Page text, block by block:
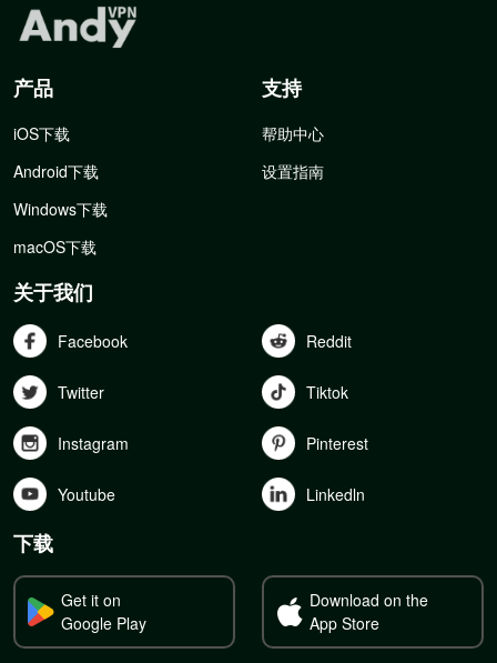
产品
iOS下载
Android下载
Windows下载
macOS下载
支持
帮助中心
设置指南
关于我们
Facebook Reddit
Twitter Tiktok
Instagram Pinterest
Youtube Linkedln
下载
Get it on
Google Play
Download on the
App Store